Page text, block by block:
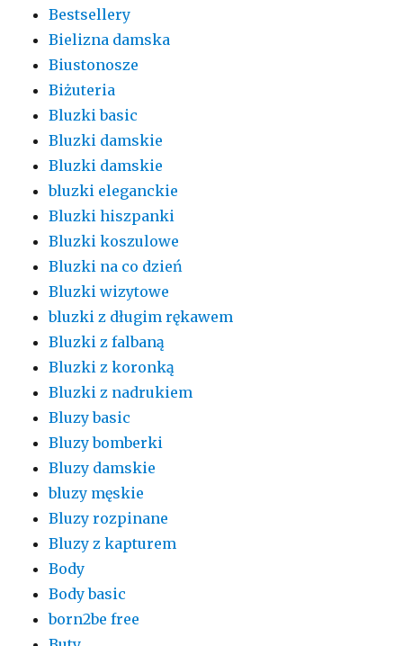
Bestsellery
Bielizna damska
Biustonosze
Biżuteria
Bluzki basic
Bluzki damskie
Bluzki damskie
bluzki eleganckie
Bluzki hiszpanki
Bluzki koszulowe
Bluzki na co dzień
Bluzki wizytowe
bluzki z długim rękawem
Bluzki z falbaną
Bluzki z koronką
Bluzki z nadrukiem
Bluzy basic
Bluzy bomberki
Bluzy damskie
bluzy męskie
Bluzy rozpinane
Bluzy z kapturem
Body
Body basic
born2be free